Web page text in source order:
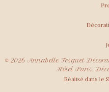
© 2026 Annabelle Fesquet
Hôtel Paris,
Réalisé dans le